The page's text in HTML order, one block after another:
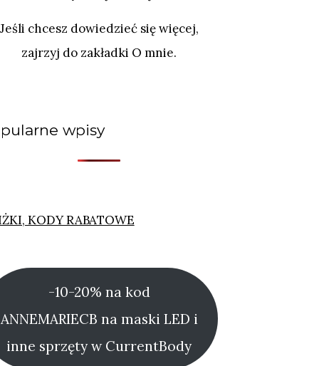
Jeśli chcesz dowiedzieć się więcej,
zajrzyj do zakładki O mnie.
wpisy
KODY RABATOWE
-10-20% na kod
ANNEMARIECB na maski LED i
inne sprzęty w CurrentBody